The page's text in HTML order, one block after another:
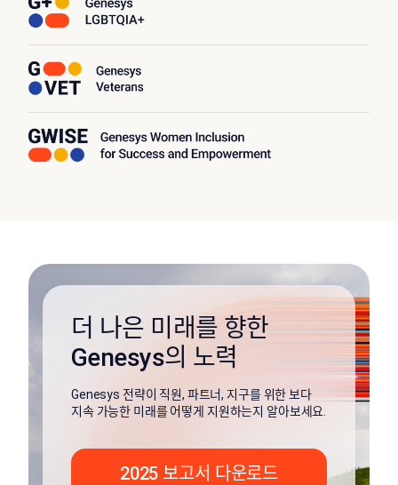
더 나은 미래를 향한
Genesys의 노력
Genesys 전략이 직원, 파트너, 지구를 위한 보다
지속 가능한 미래를 어떻게 지원하는지 알아보세요.
2025 보고서 다운로드